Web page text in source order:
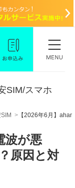
SIM/スマホ
【2026年6月】
波が悪
原因と対